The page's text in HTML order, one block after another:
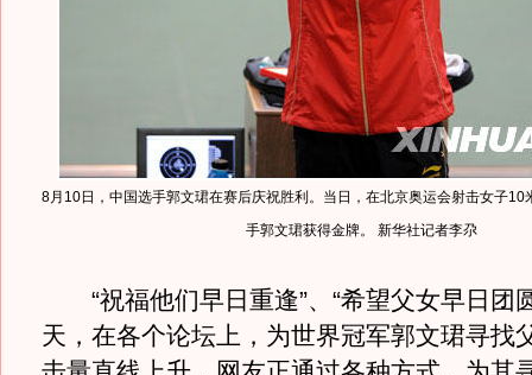
8月10日，中国选手郭文珺在赛后庆祝胜利。当日，在北京奥运会射击女子10
手郭文珺获得金牌。 新华社记者李尕
“祝福他们早日重逢”、“希望父女早日团
天，在各个论坛上，为世界冠军郭文珺寻找